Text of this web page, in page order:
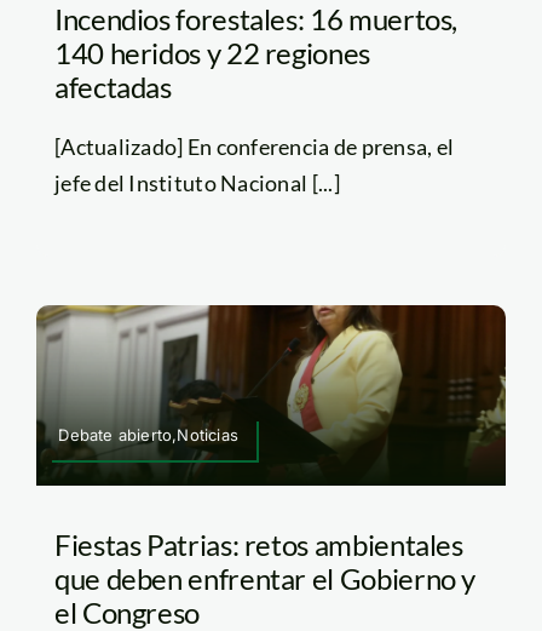
Incendios forestales: 16 muertos,
140 heridos y 22 regiones
afectadas
[Actualizado] En conferencia de prensa, el
jefe del Instituto Nacional [...]
Debate abierto,Noticias
Fiestas Patrias: retos ambientales
que deben enfrentar el Gobierno y
el Congreso